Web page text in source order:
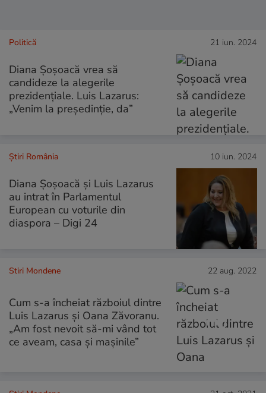
Politică 21 iun. 2024
Diana Șoșoacă vrea să
candideze la alegerile
prezidențiale. Luis Lazarus:
„Venim la președinție, da”
Știri România 10 iun. 2024
Diana Șoșoacă și Luis Lazarus
au intrat în Parlamentul
European cu voturile din
diaspora – Digi 24
Stiri Mondene 22 aug. 2022
Cum s-a încheiat războiul dintre
Luis Lazarus și Oana Zăvoranu.
„Am fost nevoit să-mi vând tot
ce aveam, casa și mașinile”